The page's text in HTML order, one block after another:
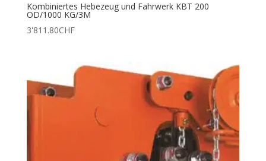
Kombiniertes Hebezeug und Fahrwerk KBT 200
OD/1000 KG/3M
3'811.80CHF